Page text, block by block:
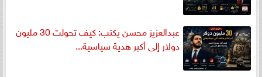
عبدالعزيز محسن يكتب: كيف تحولت 30 مليون
دولار إلى أكبر هدية سياسية...